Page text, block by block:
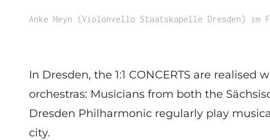
Anke Heyn (Violonvello Staatskapelle Dresden) im
In Dresden, the 1:1 CONCERTS are
orchestras: Musicians from both the
Dresden Philharmonic regularly play
city.